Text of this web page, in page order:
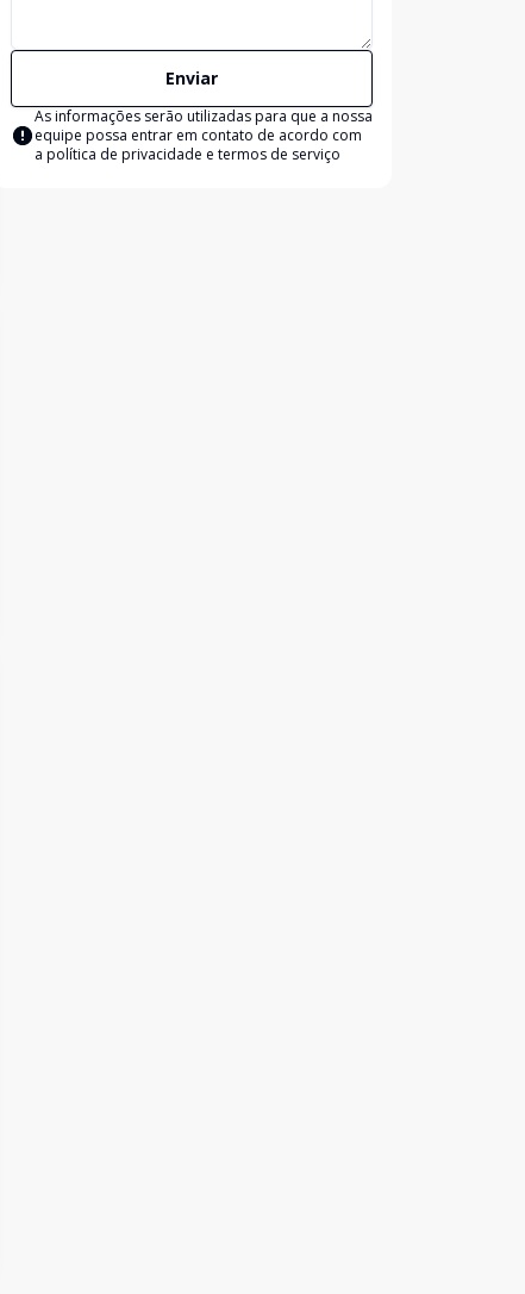
Enviar
As informações serão utilizadas para que a nossa
equipe possa entrar em contato de acordo com
a política de privacidade e termos de serviço